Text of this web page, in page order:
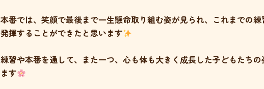
本番では、笑顔で最後まで一生懸命取り組む姿が見られ、これまでの
発揮することができたと思います
練習や本番を通して、また一つ、心も体も大きく成長した子どもたち
ます